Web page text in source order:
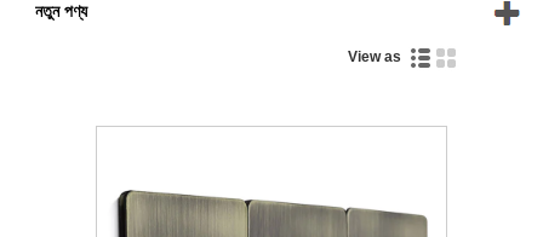
নতুন পণ্য
View as